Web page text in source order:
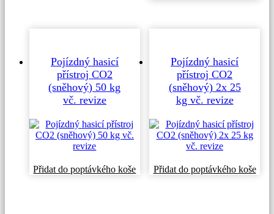
Pojízdný hasicí
přístroj CO2
(sněhový) 50 kg
vč. revize
Přidat do poptávkého koše
Pojízdný hasicí
přístroj CO2
(sněhový) 2x 25
kg vč. revize
Přidat do poptávkého koše